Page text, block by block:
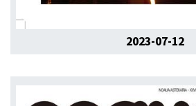
2023-07-12